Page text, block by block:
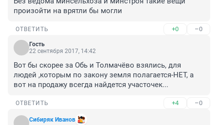
произойти на врятли бы могли
ОТВЕТИТЬ +0 –0
Гость
22 сентября 2017, 14:42
Вот бы скорее за Обь и Толмачёво взялись, для
людей ,которым по закону земля полагается-НЕТ, а
вот на продажу всегда найдется участочек...
ОТВЕТИТЬ +4 –0
Сибиряк Иванов